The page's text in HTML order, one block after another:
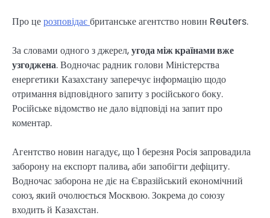
Про церозповідаєбританське агентство новин Reuters.
За словами одного з джерел,угода між країнами вже
узгоджена. Водночас радник голови Міністерства
енергетики Казахстану заперечує інформацію щодо
отримання відповідного запиту з російського боку.
Російське відомство не дало відповіді на запит про
коментар.
Агентство новин нагадує, що 1 березня Росія запровадила
заборону на експорт палива, аби запобігти дефіциту.
Водночас заборона не діє на Євразійський економічний
союз, який очолюється Москвою. Зокрема до союзу
входить й Казахстан.